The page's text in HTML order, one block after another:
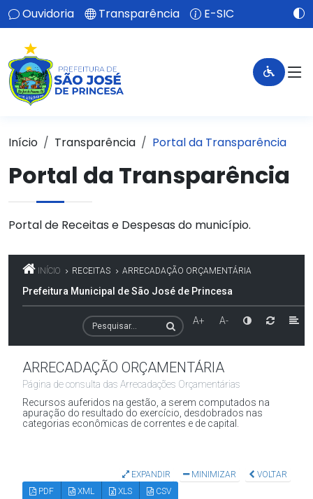
Ouvidoria Transparência E-SIC
Início Transparência Portal da Transparência
Portal da Transparência
Portal de Receitas e Despesas do município.